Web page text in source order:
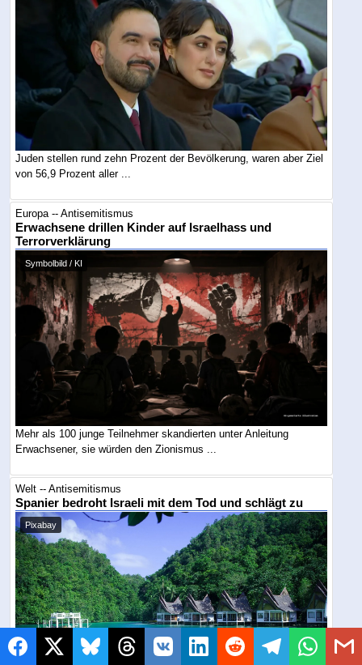
Juden stellen rund zehn Prozent der Bevölkerung, waren aber Ziel
von 56,9 Prozent aller ...
Europa -- Antisemitismus
Erwachsene drillen Kinder auf Israelhass und
Terrorverklärung
Symbolbild / KI
Mehr als 100 junge Teilnehmer skandierten unter Anleitung
Erwachsener, sie würden den Zionismus ...
Welt -- Antisemitismus
Spanier bedroht Israeli mit dem Tod und schlägt zu
Pixabay